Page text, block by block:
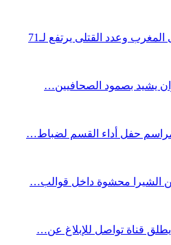
يشيد بصمود الصحافيين…
حفل أداء القسم لضباط…
قناة تواصل للإبلاغ عن…